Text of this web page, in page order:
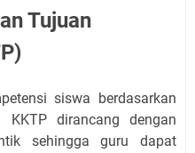
Tujuan
siswa berdasarkan
KKTP dirancang dengan
sehingga guru dapat